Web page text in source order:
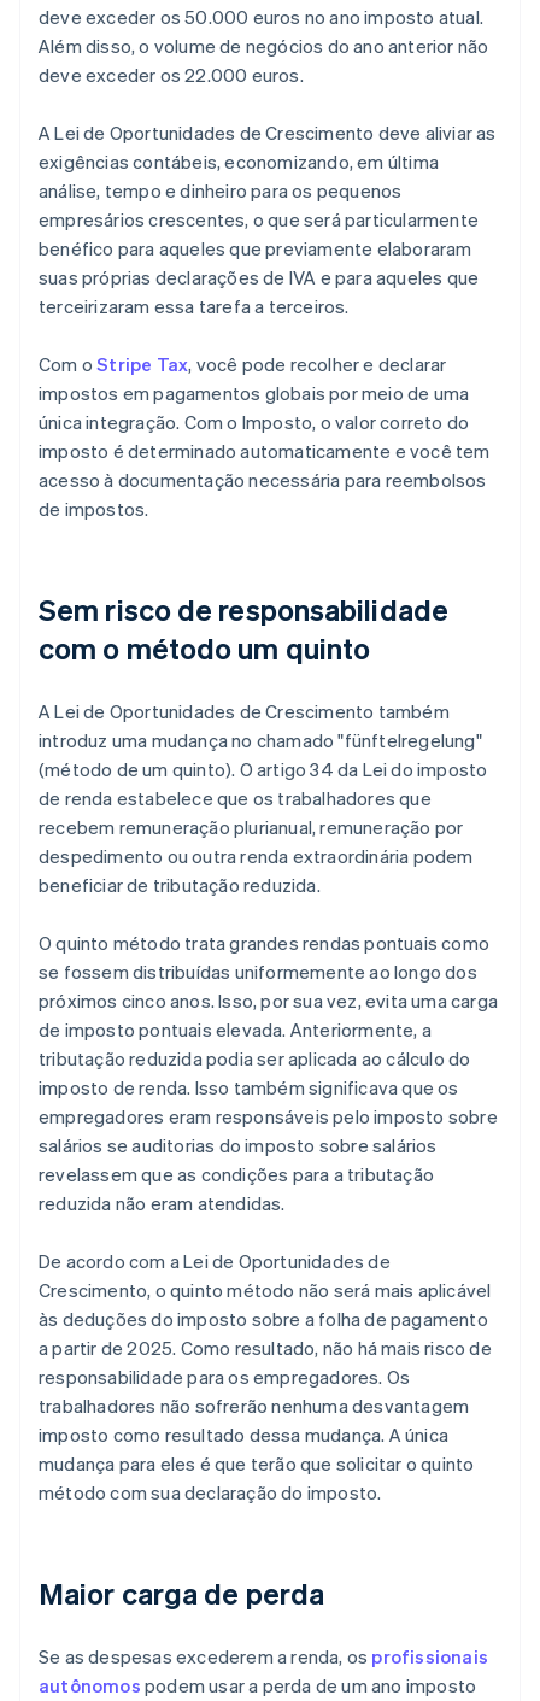
deve exceder os 50.000 euros no ano imposto atual.
Além disso, o volume de negócios do ano anterior não
deve exceder os 22.000 euros.
A Lei de Oportunidades de Crescimento deve aliviar as
exigências contábeis, economizando, em última
análise, tempo e dinheiro para os pequenos
empresários crescentes, o que será particularmente
benéfico para aqueles que previamente elaboraram
suas próprias declarações de IVA e para aqueles que
terceirizaram essa tarefa a terceiros.
Com oStripe Tax, você pode recolher e declarar
impostos em pagamentos globais por meio de uma
única integração. Com o Imposto, o valor correto do
imposto é determinado automaticamente e você tem
acesso à documentação necessária para reembolsos
de impostos.
Sem risco de responsabilidade
com o método um quinto
A Lei de Oportunidades de Crescimento também
introduz uma mudança no chamado "fünftelregelung"
(método de um quinto). O artigo 34 da Lei do imposto
de renda estabelece que os trabalhadores que
recebem remuneração plurianual, remuneração por
despedimento ou outra renda extraordinária podem
beneficiar de tributação reduzida.
O quinto método trata grandes rendas pontuais como
se fossem distribuídas uniformemente ao longo dos
próximos cinco anos. Isso, por sua vez, evita uma carga
de imposto pontuais elevada. Anteriormente, a
tributação reduzida podia ser aplicada ao cálculo do
imposto de renda. Isso também significava que os
empregadores eram responsáveis pelo imposto sobre
salários se auditorias do imposto sobre salários
revelassem que as condições para a tributação
reduzida não eram atendidas.
De acordo com a Lei de Oportunidades de
Crescimento, o quinto método não será mais aplicável
às deduções do imposto sobre a folha de pagamento
a partir de 2025. Como resultado, não há mais risco de
responsabilidade para os empregadores. Os
trabalhadores não sofrerão nenhuma desvantagem
imposto como resultado dessa mudança. A única
mudança para eles é que terão que solicitar o quinto
método com sua declaração do imposto.
Maior carga de perda
Se as despesas excederem a renda, os profissionais
autônomos podem usar a perda de um ano imposto